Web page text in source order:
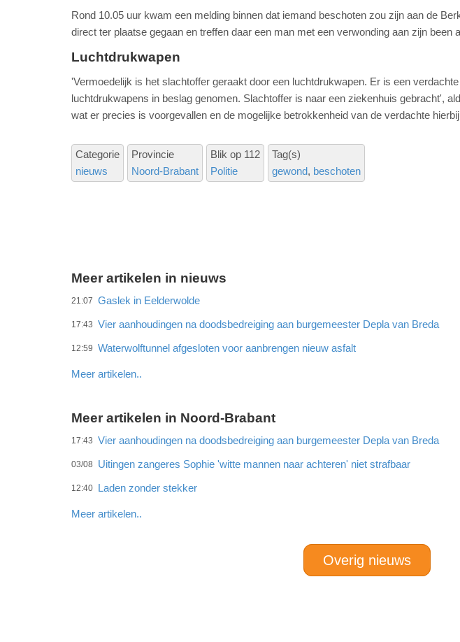
Rond 10.05 uur kwam een melding binnen dat iemand beschoten zou zijn aan de
direct ter plaatse gegaan en treffen daar een man met een verwonding aan zijn been
Luchtdrukwapen
'Vermoedelijk is het slachtoffer geraakt door een luchtdrukwapen. Er is een
luchtdrukwapens in beslag genomen. Slachtoffer is naar een ziekenhuis gebracht',
wat er precies is voorgevallen en de mogelijke betrokkenheid van de verdachte
Categorie
nieuws
Provincie
Noord-Brabant
Blik op 112
Politie
Tag(s)
gewond beschoten
Meer artikelen in nieuws
21:07 Gaslek in Eelderwolde
17:43 Vier aanhoudingen na doodsbedreiging aan burgemeester Depla van Breda
12:59 Waterwolftunnel afgesloten voor aanbrengen nieuw asfalt
Meer artikelen..
Meer artikelen in Noord-Brabant
17:43 Vier aanhoudingen na doodsbedreiging aan burgemeester Depla van Breda
03/08 Uitingen zangeres Sophie 'witte mannen naar achteren' niet strafbaar
12:40 Laden zonder stekker
Meer artikelen..
Overig nieuws